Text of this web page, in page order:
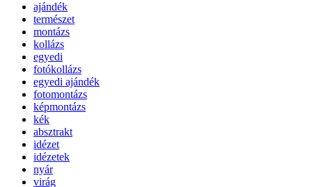
ajándék
természet
montázs
kollázs
egyedi
fotókollázs
egyedi ajándék
fotomontázs
képmontázs
kék
absztrakt
idézet
idézetek
nyár
virág